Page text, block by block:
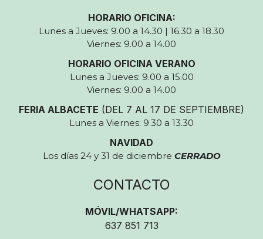
HORARIO OFICINA:
Lunes a Jueves: 9.00 a 14.30 | 16.30 a 18.30
Viernes: 9.00 a 14.00
HORARIO OFICINA VERANO
Lunes a Jueves: 9.00 a 15.00
Viernes: 9.00 a 14.00
FERIA ALBACETE (DEL 7 AL 17 DE SEPTIEMBRE)
Lunes a Viernes: 9.30 a 13.30
NAVIDAD
Los días 24 y 31 de diciembre CERRADO
CONTACTO
MÓVIL/WHATSAPP:
637 851 713